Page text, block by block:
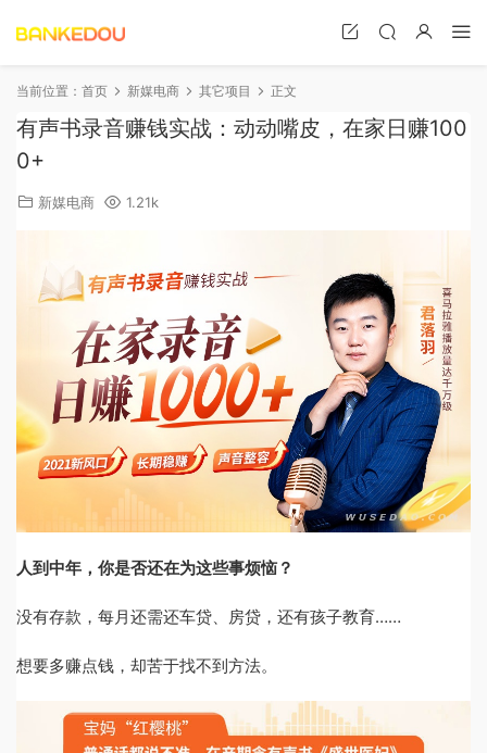
当前位置： 首页 新媒电商 其它项目 正文
有声书录音赚钱实战：动动嘴皮，在家日赚100
0+
新媒电商 1.21k
人到中年，你是否还在为这些事烦恼？
没有存款，每月还需还车贷、房贷，还有孩子教育……
想要多赚点钱，却苦于找不到方法。